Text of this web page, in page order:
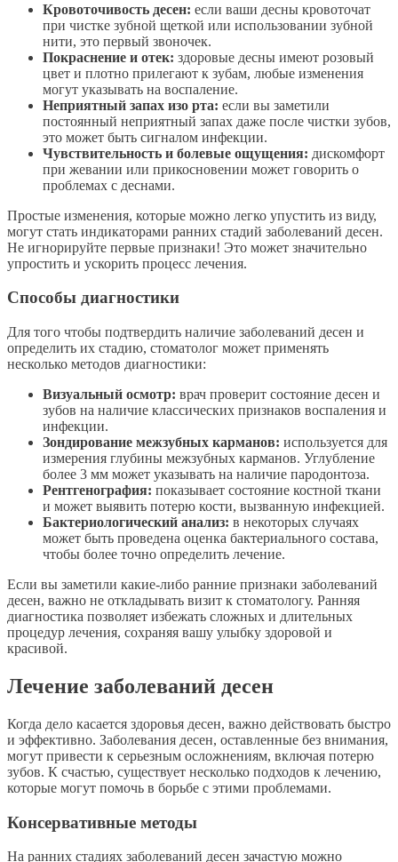
Кровоточивость десен: если ваши десны кровоточат
при чистке зубной щеткой или использовании зубной
нити, это первый звоночек.
Покраснение и отек: здоровые десны имеют розовый
цвет и плотно прилегают к зубам, любые изменения
могут указывать на воспаление.
Неприятный запах изо рта: если вы заметили
постоянный неприятный запах даже после чистки зубов,
это может быть сигналом инфекции.
Чувствительность и болевые ощущения: дискомфорт
при жевании или прикосновении может говорить о
проблемах с деснами.
Простые изменения, которые можно легко упустить из виду,
могут стать индикаторами ранних стадий заболеваний десен.
Не игнорируйте первые признаки! Это может значительно
упростить и ускорить процесс лечения.
Способы диагностики
Для того чтобы подтвердить наличие заболеваний десен и
определить их стадию, стоматолог может применять
несколько методов диагностики:
Визуальный осмотр: врач проверит состояние десен и
зубов на наличие классических признаков воспаления и
инфекции.
Зондирование межзубных карманов: используется для
измерения глубины межзубных карманов. Углубление
более 3 мм может указывать на наличие пародонтоза.
Рентгенография: показывает состояние костной ткани
и может выявить потерю кости, вызванную инфекцией.
Бактериологический анализ: в некоторых случаях
может быть проведена оценка бактериального состава,
чтобы более точно определить лечение.
Если вы заметили какие-либо ранние признаки заболеваний
десен, важно не откладывать визит к стоматологу. Ранняя
диагностика позволяет избежать сложных и длительных
процедур лечения, сохраняя вашу улыбку здоровой и
красивой.
Лечение заболеваний десен
Когда дело касается здоровья десен, важно действовать быстро
и эффективно. Заболевания десен, оставленные без внимания,
могут привести к серьезным осложнениям, включая потерю
зубов. К счастью, существует несколько подходов к лечению,
которые могут помочь в борьбе с этими проблемами.
Консервативные методы
На ранних стадиях заболеваний десен зачастую можно